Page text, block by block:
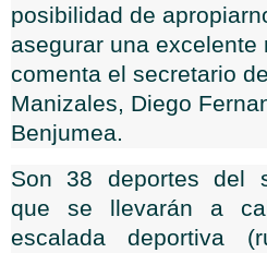
posibilidad de
asegurar una excelente
comenta el secretario
Manizales, Diego
Benjumea.
Son 38 deportes del
que se llevarán a
escalada deportiva